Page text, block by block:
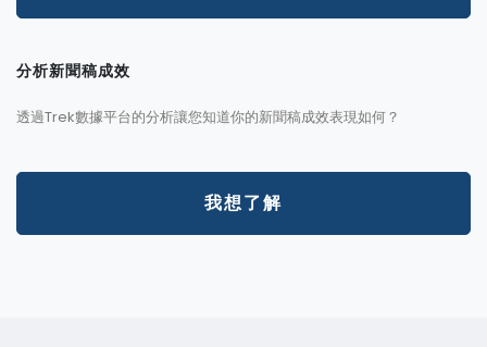
分析新聞稿成效
透過Trek數據平台的分析讓您知道你的新聞稿成效表現如何？
我想了解